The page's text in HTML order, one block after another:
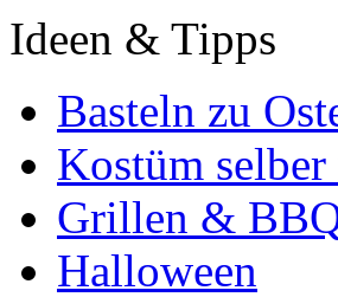
Ideen & Tipps
Basteln zu
Kostüm selber
Grillen &
Halloween